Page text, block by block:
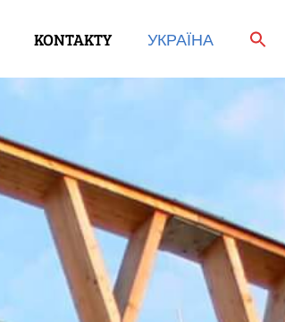
KONTAKTY УКРАЇНА